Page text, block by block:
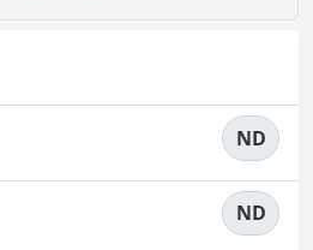
ND
ND